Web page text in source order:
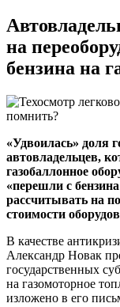
на
бензина на
«Удвоилась» доля
автовладельцев,
газобаллонное
«перешли с
рассчитывать на
стоимости
В качестве
Александр Новак
государственных
на газомоторное
изложено в его